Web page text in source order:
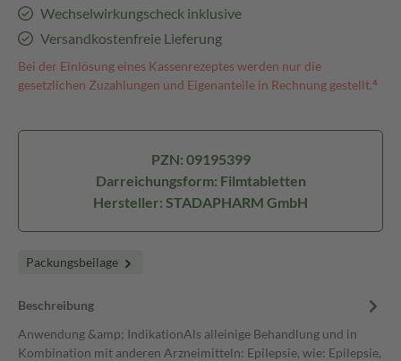
Wechselwirkungscheck inklusive
Versandkostenfreie Lieferung
Bei der Einlösung eines Kassenrezeptes werden nur die
gesetzlichen Zuzahlungen und Eigenanteile in Rechnung gestellt.⁴
PZN: 09195399
Darreichungsform: Filmtabletten
Hersteller: STADAPHARM GmbH
Packungsbeilage
Beschreibung
Anwendung &amp; IndikationAls alleinige Behandlung und in
Kombination mit anderen Arzneimitteln: Epilepsie, wie: Epilepsie,